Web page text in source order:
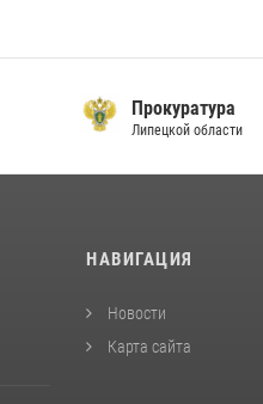
Прокуратура
Липецкой области
НАВИГАЦИЯ
Новости
Карта сайта